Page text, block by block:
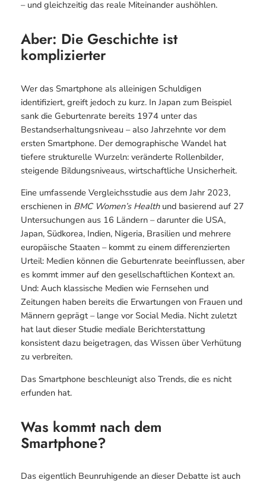
– und gleichzeitig das reale Miteinander aushöhlen.
Aber: Die Geschichte ist
komplizierter
Wer das Smartphone als alleinigen Schuldigen
identifiziert, greift jedoch zu kurz. In Japan zum Beispiel
sank die Geburtenrate bereits 1974 unter das
Bestandserhaltungsniveau – also Jahrzehnte vor dem
ersten Smartphone. Der demographische Wandel hat
tiefere strukturelle Wurzeln: veränderte Rollenbilder,
steigende Bildungsniveaus, wirtschaftliche Unsicherheit.
Eine umfassende Vergleichsstudie aus dem Jahr 2023,
erschienen in BMC Women’s Healthund basierend auf 27
Untersuchungen aus 16 Ländern – darunter die USA,
Japan, Südkorea, Indien, Nigeria, Brasilien und mehrere
europäische Staaten – kommt zu einem differenzierten
Urteil: Medien können die Geburtenrate beeinflussen, aber
es kommt immer auf den gesellschaftlichen Kontext an.
Und: Auch klassische Medien wie Fernsehen und
Zeitungen haben bereits die Erwartungen von Frauen und
Männern geprägt – lange vor Social Media. Nicht zuletzt
hat laut dieser Studie mediale Berichterstattung
konsistent dazu beigetragen, das Wissen über Verhütung
zu verbreiten.
Das Smartphone beschleunigt also Trends, die es nicht
erfunden hat.
Was kommt nach dem
Smartphone?
Das eigentlich Beunruhigende an dieser Debatte ist auch